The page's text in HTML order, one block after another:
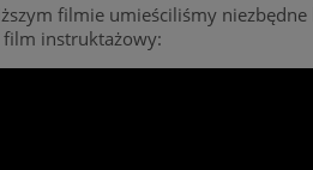
filmie umieściliśmy
film instruktażowy: